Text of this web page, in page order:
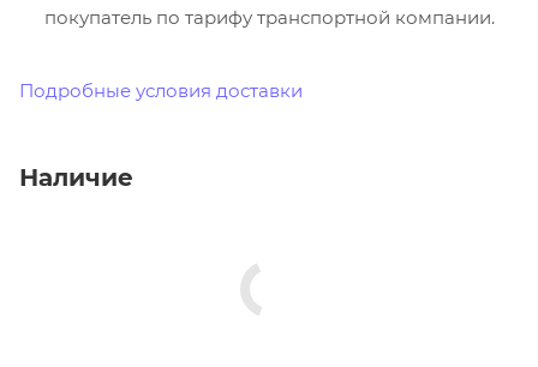
покупатель по тарифу транспортной компании.
Подробные условия доставки
Наличие